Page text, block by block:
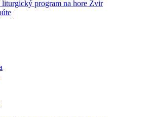
liturgický program na hore Zvir